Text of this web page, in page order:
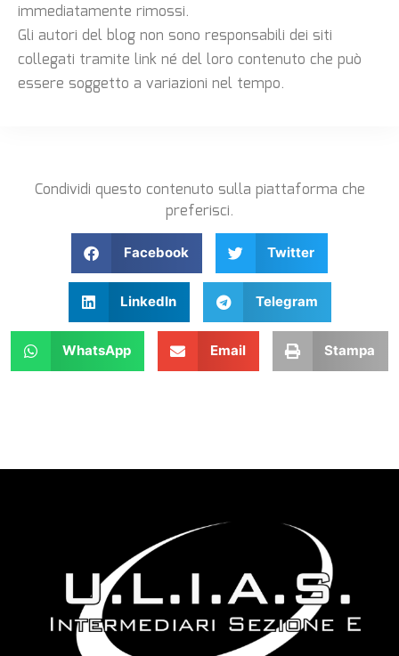
immediatamente rimossi.
Gli autori del blog non sono responsabili dei siti
collegati tramite link né del loro contenuto che può
essere soggetto a variazioni nel tempo.
Condividi questo contenuto sulla piattaforma che
preferisci.
Facebook Twitter
LinkedIn Telegram
WhatsApp Email Stampa